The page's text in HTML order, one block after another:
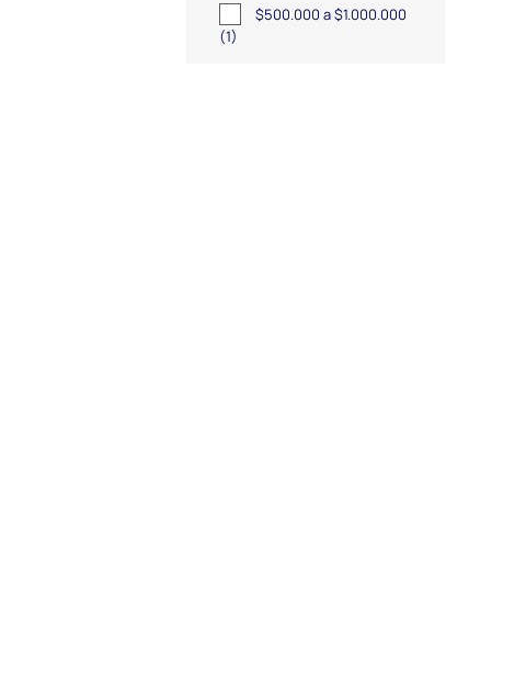
$500.000 a $1.000.000
(1)